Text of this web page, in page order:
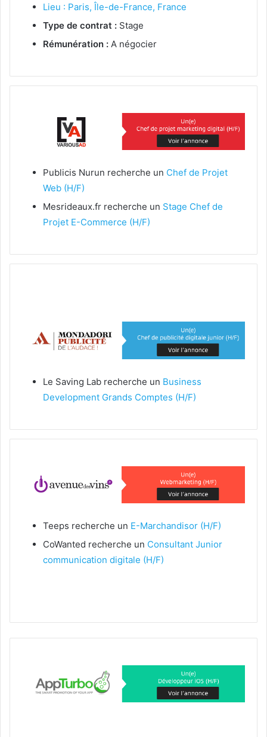
Lieu : Paris, Île-de-France, France
Type de contrat : Stage
Rémunération : A négocier
Publicis Nurun recherche un Chef de Projet
Web (H/F)​
Mesrideaux.fr recherche un Stage Chef de
Projet E-Commerce (H/F)​
Le Saving Lab recherche un Business
Development Grands Comptes (H/F)
Teeps recherche un E-Marchandisor (H/F)​
CoWanted recherche un Consultant Junior
communication digitale (H/F)